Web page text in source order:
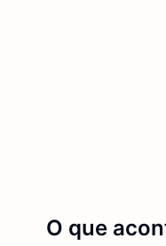
O que